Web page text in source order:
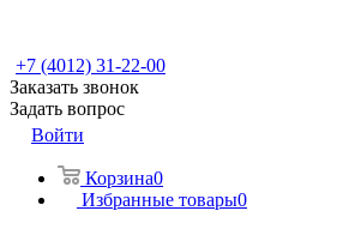
+7 (4012) 31-22-00
Заказать звонок
Задать вопрос
Войти
Корзина0
Избранные товары0